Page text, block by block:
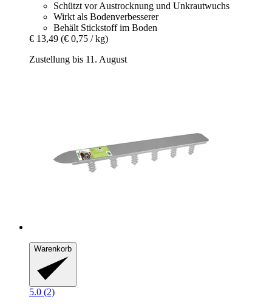
Schützt vor Austrocknung und Unkrautwuchs
Wirkt als Bodenverbesserer
Behält Stickstoff im Boden
€ 13,49 (€ 0,75 / kg)
Zustellung bis 11. August
Warenkorb
5.0 (2)